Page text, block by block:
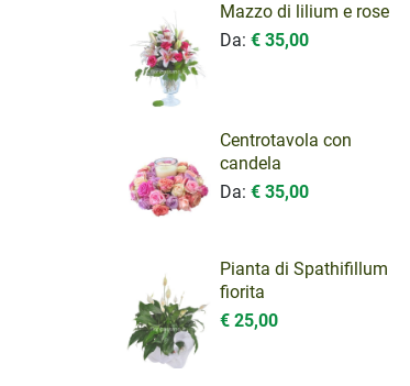
Mazzo di lilium e rose
Da:€ 35,00
Centrotavola con
candela
Da:€ 35,00
Pianta di Spathifillum
fiorita
€ 25,00